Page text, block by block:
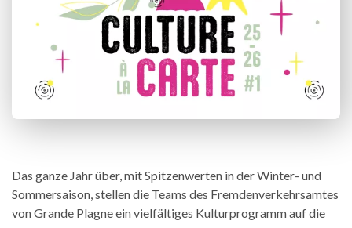
Das ganze Jahr über, mit Spitzenwerten in der Winter- und
Sommersaison, stellen die Teams des Fremdenverkehrsamtes
von Grande Plagne ein vielfältiges Kulturprogramm auf die